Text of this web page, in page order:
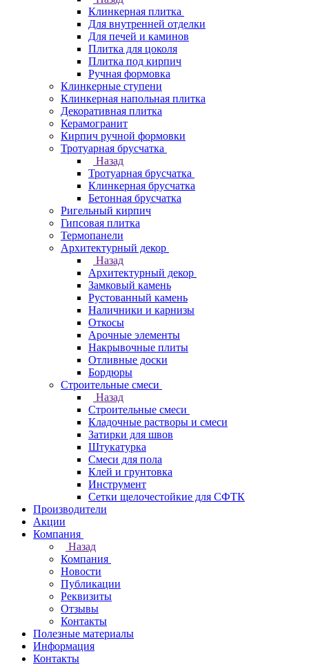
Клинкерная плитка
Для внутренней отделки
Для печей и каминов
Плитка для цоколя
Плитка под кирпич
Ручная формовка
Клинкерные ступени
Клинкерная напольная плитка
Декоративная плитка
Керамогранит
Кирпич ручной формовки
Тротуарная брусчатка
Назад
Тротуарная брусчатка
Клинкерная брусчатка
Бетонная брусчатка
Ригельный кирпич
Гипсовая плитка
Термопанели
Архитектурный декор
Назад
Архитектурный декор
Замковый камень
Рустованный камень
Наличники и карнизы
Откосы
Арочные элементы
Накрывочные плиты
Отливные доски
Бордюры
Строительные смеси
Назад
Строительные смеси
Кладочные растворы и смеси
Затирки для швов
Штукатурка
Смеси для пола
Клей и грунтовка
Инструмент
Сетки щелочестойкие для СФТК
Производители
Акции
Компания
Назад
Компания
Новости
Публикации
Реквизиты
Отзывы
Контакты
Полезные материалы
Информация
Контакты